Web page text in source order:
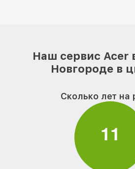
Наш сервис Acer
Новгороде в
Сколько лет на
11